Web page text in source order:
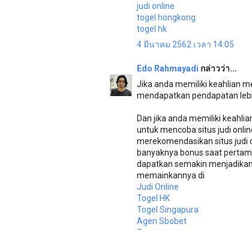
judi online
togel hongkong
togel hk
4 มีนาคม 2562 เวลา 14:05
Edo Rahmayadi กล่าวว่า...
Jika anda memiliki keahlian
mendapatkan pendapatan
Dan jika anda memiliki
untuk mencoba situs judi
merekomendasikan situs judi
banyaknya bonus saat
dapatkan semakin
memainkannya di
Judi Online
Togel HK
Togel Singapura
Agen Sbobet